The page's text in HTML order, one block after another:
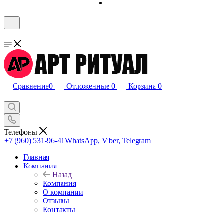
Сравнение0 Отложенные 0 Корзина 0
Телефоны
+7 (960) 531-96-41WhatsApp, Viber, Telegram
Главная
Компания
Назад
Компания
О компании
Отзывы
Контакты